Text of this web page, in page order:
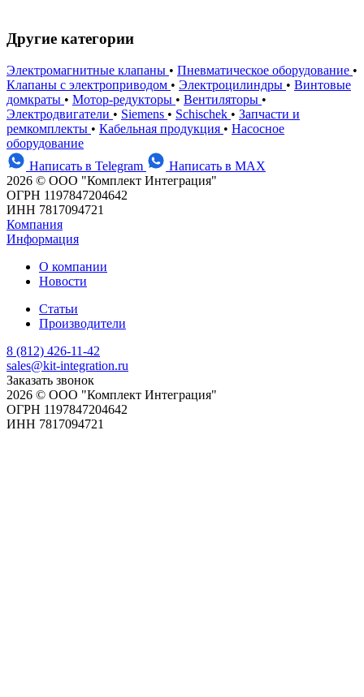
Другие категории
Электромагнитные клапаны • Пневматическое оборудование •
Клапаны с электроприводом • Электроцилиндры • Винтовые
домкраты • Мотор-редукторы • Вентиляторы •
Электродвигатели • Siemens • Schischek • Запчасти и
ремкомплекты • Кабельная продукция • Насосное
оборудование
Написать в Telegram
Написать в MAX
2026 © ООО "Комплект Интеграция"
ОГРН 1197847204642
ИНН 7817094721
Компания
Информация
О компании
Новости
Статьи
Производители
8 (812) 426-11-42
sales@kit-integration.ru
Заказать звонок
2026 © ООО "Комплект Интеграция"
ОГРН 1197847204642
ИНН 7817094721